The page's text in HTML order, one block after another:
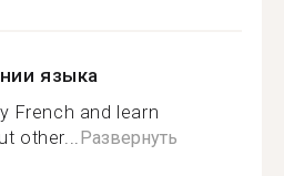
языка
French and learn
other...Развернуть